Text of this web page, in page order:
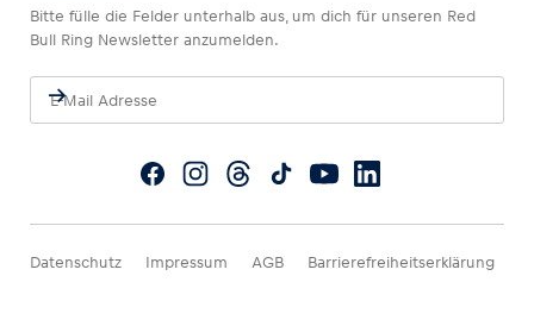
Bitte fülle die Felder unterhalb aus, um dich für unseren Red
Bull Ring Newsletter anzumelden.
Datenschutz Impressum AGB Barrierefreiheitserklärung